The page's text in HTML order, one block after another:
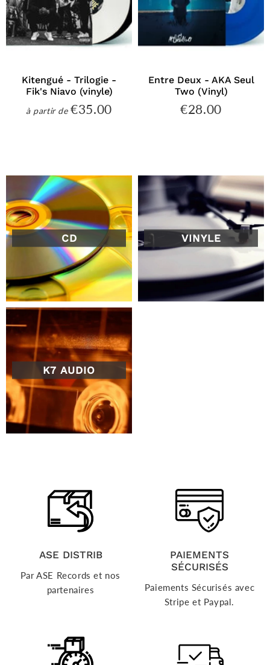
Kitengué - Trilogie -
Fik's Niavo (vinyle)
à partir dePrix
€35.00
Entre Deux - AKA Seul
Two (Vinyl)
Prix
€28.00
CD VINYLE
K7 AUDIO
ASE DISTRIB
Par ASE Records et nos
partenaires
PAIEMENTS
SÉCURISÉS
Paiements Sécurisés avec
Stripe et Paypal.